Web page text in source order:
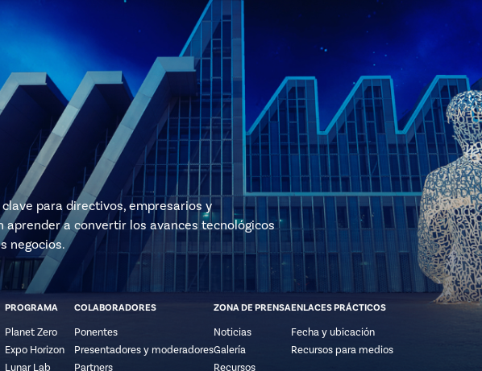
para directivos, empresarios y
aprender a convertir los avances tecnológicos
negocios.
PROGRAMA
Planet Zero
Expo Horizon
Lunar Lab
COLABORADORES
Ponentes
Presentadores y moderadores
Partners
ZONA DE PRENSA
Noticias
Galería
Recursos
ENLACES PRÁCTICOS
Fecha y ubicación
Recursos para medios